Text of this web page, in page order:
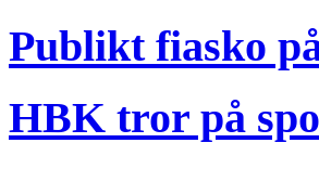
Publikt fiasko
HBK tror på